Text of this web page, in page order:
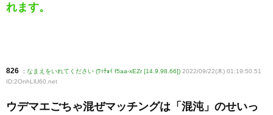
れます。
826 : なまえをいれてください (ﾜｯﾁｮｲ f5aa-xEZr [14.9.98.66]) 2022/09/22(木) 01:19:50.51
ID:2OnhLlU60 .net
ウデマエごちゃ混ぜマッチングは「混沌」のせいっ